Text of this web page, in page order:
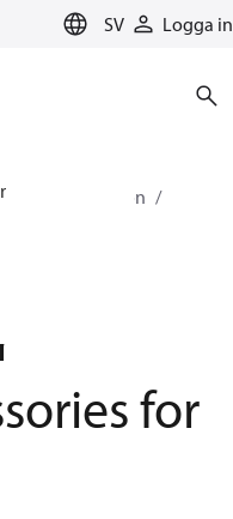
SV Logga in
Desalination
for